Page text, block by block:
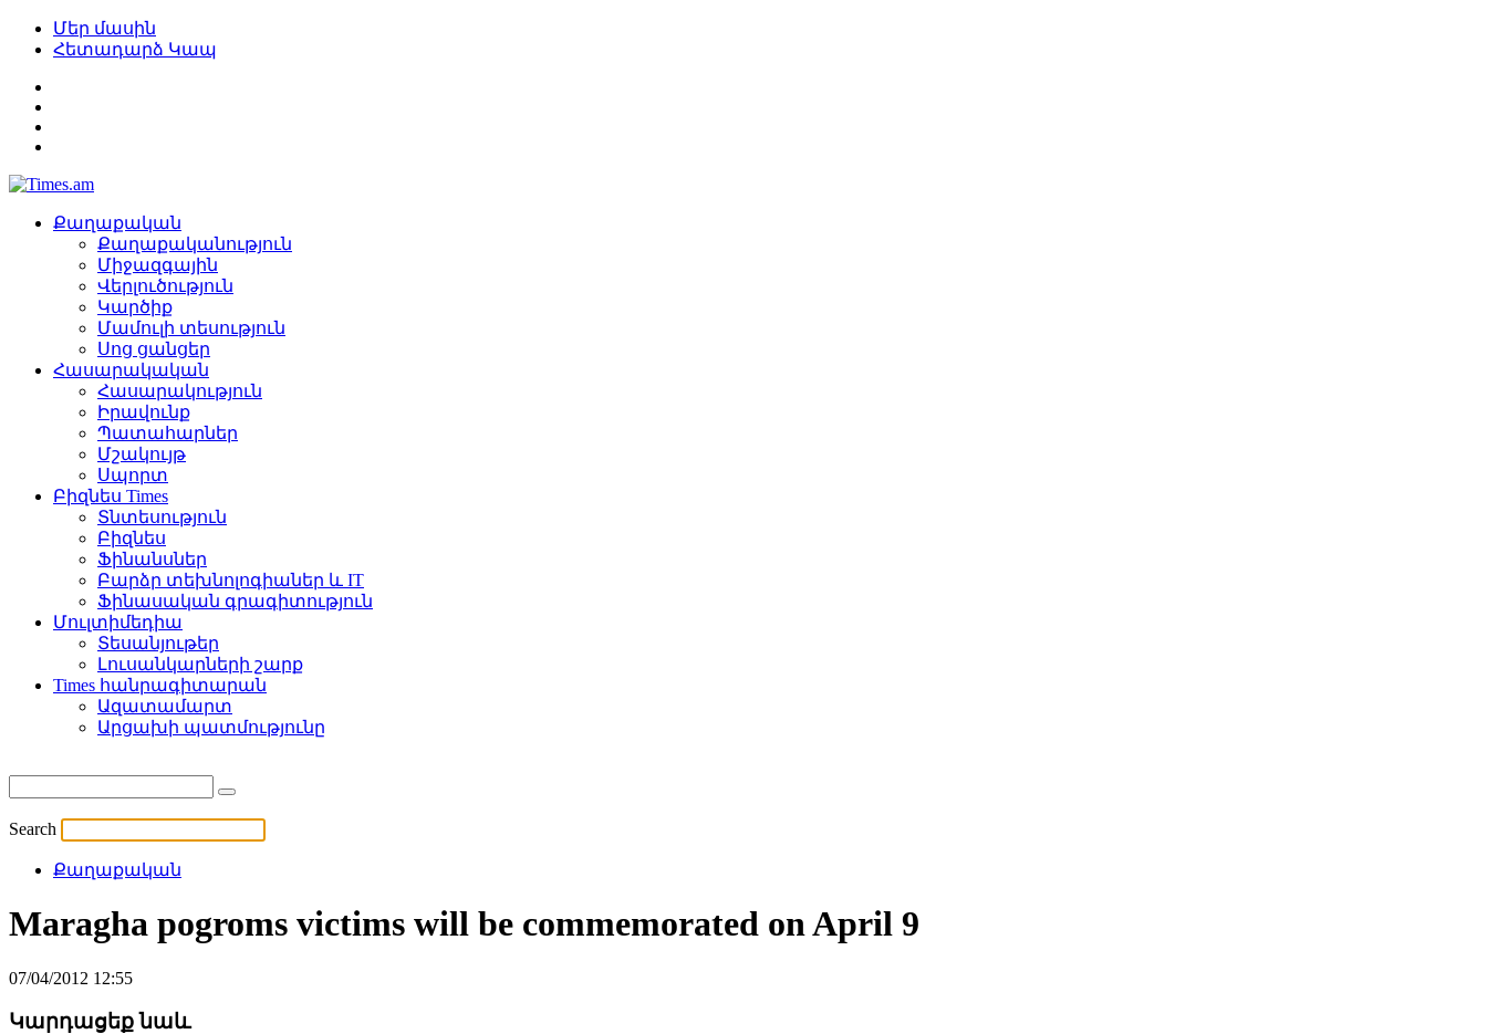
Մեր մասին
Հետադարձ Կապ
Քաղաքական
Քաղաքականություն
Միջազգային
Վերլուծություն
Կարծիք
Մամուլի տեսություն
Սոց ցանցեր
Հասարակական
Հասարակություն
Իրավունք
Պատահարներ
Մշակույթ
Սպորտ
Բիզնես Times
Տնտեսություն
Բիզնես
Ֆինանսներ
Բարձր տեխնոլոգիաներ և IT
Ֆինասական գրագիտություն
Մուլտիմեդիա
Տեսանյութեր
Լուսանկարների շարք
Times հանրագիտարան
Ազատամարտ
Արցախի պատմությունը
Search
Քաղաքական
Maragha pogroms victims will be commemorated on April 9
07/04/2012 12:55
Կարդացեք նաև